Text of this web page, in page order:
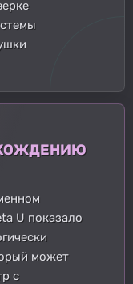
U показало
может
с